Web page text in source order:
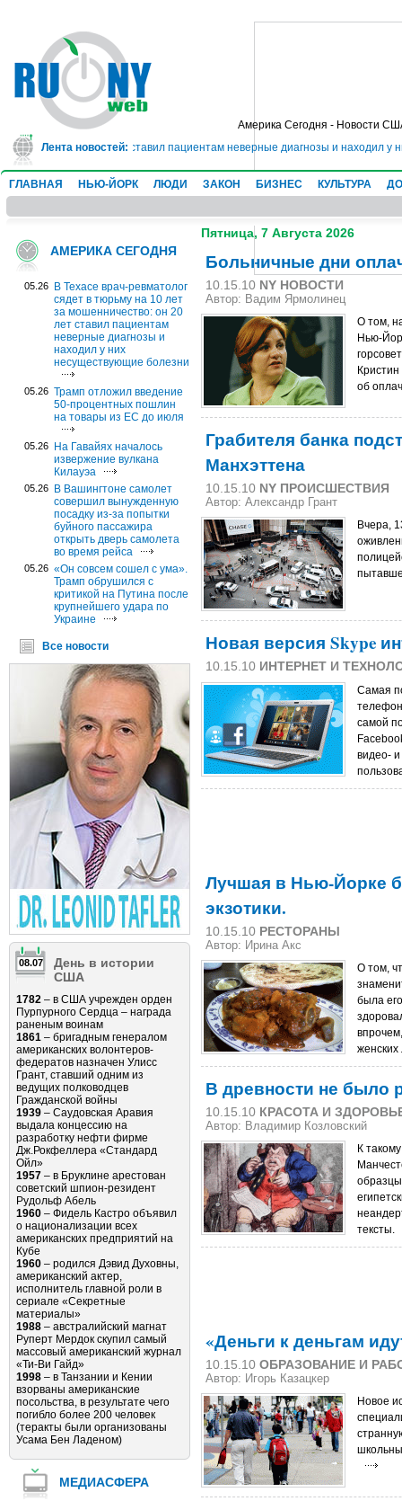
Америка Сегодня - Новости
Лента новостей:
он 20 лет ставил пациентам неверные диагнозы и находил у них
ГЛАВНАЯ НЬЮ-ЙОРК ЛЮДИ ЗАКОН БИЗНЕС КУЛЬТУРА
АМЕРИКА СЕГОДНЯ
05.26
В Техасе врач-ревматолог
сядет в тюрьму на 10 лет
за мошенничество: он 20
лет ставил пациентам
неверные диагнозы и
находил у них
несуществующие болезни
05.26 Трамп отложил введение
50-процентных пошлин
на товары из ЕС до июля
05.26
На Гавайях началось
извержение вулкана
Килауэа
05.26
В Вашингтоне самолет
совершил вынужденную
посадку из-за попытки
буйного пассажира
открыть дверь самолета
во время рейса
05.26 «Он совсем сошел с ума».
Трамп обрушился с
критикой на Путина после
крупнейшего удара по
Украине
Все новости
08.07
День в истории
США
1782 – в США учрежден орден
Пурпурного Сердца – награда
раненым воинам
1861 – бригадным генералом
американских волонтеров-
федератов назначен Улисс
Грант, ставший одним из
ведущих полководцев
Гражданской войны
1939 – Саудовская Аравия
выдала концессию на
разработку нефти фирме
Дж.Рокфеллера «Стандард
Ойл»
1957 – в Бруклине арестован
советский шпион-резидент
Рудольф Абель
1960 – Фидель Кастро объявил
о национализации всех
американских предприятий на
Кубе
1960 – родился Дэвид Духовны,
американский актер,
исполнитель главной роли в
сериале «Секретные
материалы»
1988 – австралийский магнат
Руперт Мердок скупил самый
массовый американский журнал
«Ти-Ви Гайд»
1998 – в Танзании и Кении
взорваны американские
посольства, в результате чего
погибло более 200 человек
(теракты были организованы
Усама Бен Ладеном)
МЕДИАСФЕРА
Пятница, 7 Августа 2026
Больничные дни
10.15.10 NY НОВОСТИ
Автор: Вадим Ярмолинец
О том,
Нью-
об
Грабителя банка
Манхэттена
10.15.10 NY ПРОИСШЕСТВИЯ
Автор: Александр Грант
Вчера,
Новая версия Skype
10.15.10 ИНТЕРНЕТ И
Самая
самой
видео-
Лучшая в Нью-Йорке
экзотики.
10.15.10 РЕСТОРАНЫ
Автор: Ирина Акс
О том,
была
В древности не было
10.15.10 КРАСОТА И
Автор: Владимир Козловский
К
тексты.
«Деньги к деньгам
10.15.10 ОБРАЗОВАНИЕ И
Автор: Игорь Казацкер
Новое